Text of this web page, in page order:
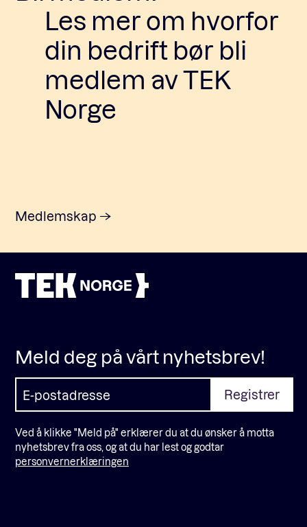
Les mer om hvorfor
din bedrift bør bli
medlem av TEK
Norge
Medlemskap
Meld deg på vårt nyhetsbrev!
Ved å klikke "Meld på" erklærer du at du ønsker å motta
nyhetsbrev fra oss, og at du har lest og godtar
personvernerklæringen